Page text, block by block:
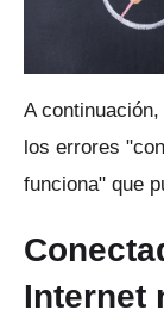
A
los errores
funciona" que
Internet